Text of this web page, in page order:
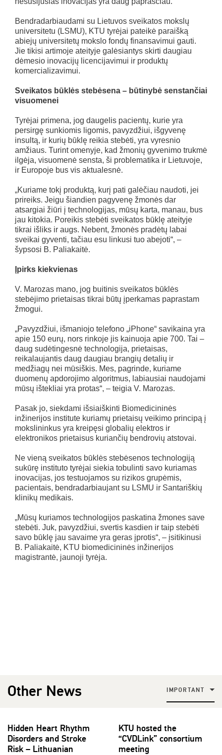
Bendradarbiaudami su Lietuvos sveikatos mokslų
universitetu (LSMU), KTU tyrėjai pateikė paraišką
abiejų universitetų mokslo fondų finansavimui gauti.
Jie tikisi artimoje ateityje galėsiantys skirti daugiau
dėmesio inovacijų licencijavimui ir produktų
komercializavimui.
Sveikatos būklės stebėsena – būtinybė senstančiai
visuomenei
Tyrėjai primena, jog daugelis pacientų, kurie yra
persirgę sunkiomis ligomis, pavyzdžiui, išgyvenę
insultą, ir kurių būklę reikia stebėti, yra vyresnio
amžiaus. Turint omenyje, kad žmonių gyvenimo trukmė
ilgėja, visuomenė sensta, ši problematika ir Lietuvoje,
ir Europoje bus vis aktualesnė.
„Kuriame tokį produktą, kurį pati galėčiau naudoti, jei
prireiks. Jeigu šiandien pagyvenę žmonės dar
atsargiai žiūri į technologijas, mūsų karta, manau, bus
jau kitokia. Poreikis stebėti sveikatos būklę ateityje
tikrai išliks ir augs. Nebent, žmonės pradėtų labai
sveikai gyventi, tačiau esu linkusi tuo abejoti“, –
šypsosi B. Paliakaitė.
Įpirks kiekvienas
V. Marozas mano, jog buitinis sveikatos būklės
stebėjimo prietaisas tikrai būtų įperkamas paprastam
žmogui.
„Pavyzdžiui, išmaniojo telefono „iPhone“ savikaina yra
apie 150 eurų, nors rinkoje jis kainuoja apie 700. Tai –
daug sudėtingesnė technologija, prietaisas,
reikalaujantis daug daugiau brangių detalių ir
medžiagų nei mūsiškis. Mes, pagrinde, kuriame
duomenų apdorojimo algoritmus, labiausiai naudojami
mūsų ištekliai yra protas“, – teigia V. Marozas.
Pasak jo, siekdami išsiaiškinti Biomedicininės
inžinerijos institute kuriamų prietaisų veikimo principą į
mokslininkus yra kreipęsi globalių elektros ir
elektronikos prietaisus kuriančių bendrovių atstovai.
Ne vieną sveikatos būklės stebėsenos technologiją
sukūrę instituto tyrėjai siekia tobulinti savo kuriamas
inovacijas, jos testuojamos su rizikos grupėmis,
pacientais, bendradarbiaujant su LSMU ir Santariškių
klinikų medikais.
„Mūsų kuriamos technologijos paskatina žmones save
stebėti. Juk, pavyzdžiui, svertis kasdien ir taip stebėti
savo būklę jau savaime yra geras įprotis“, – įsitikinusi
B. Paliakaitė, KTU biomedicininės inžinerijos
magistrantė, jaunoji tyrėja.
Other News IMPORTANT
Hidden Heart Rhythm
Disorders and Stroke
Risk – Lithuanian
KTU hosted the
“CVDLink” consortium
meeting